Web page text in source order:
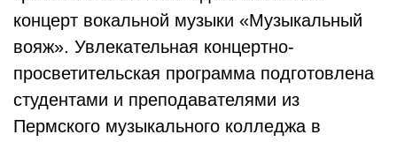
концерт вокальной музыки «Музыкальный
вояж». Увлекательная концертно-
просветительская программа подготовлена
студентами и преподавателями из
Пермского музыкального колледжа в